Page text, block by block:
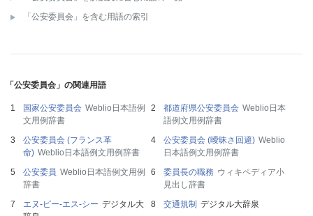
「公安委員会」を含む用語の索引
「公安委員会」の関連用語
国家公安委員会 Weblio日本語例
文用例辞書
都道府県公安委員会 Weblio日本
語例文用例辞書
公安委員会 (フランス革
命) Weblio日本語例文用例辞書
公安委員会 (曖昧さ回避) Weblio
日本語例文用例辞書
公安委員 Weblio日本語例文用例
辞書
委員長の職務 ウィキペディア小
見出し辞書
エヌ‐ピー‐エス‐シー デジタル大
交通規制 デジタル大辞泉